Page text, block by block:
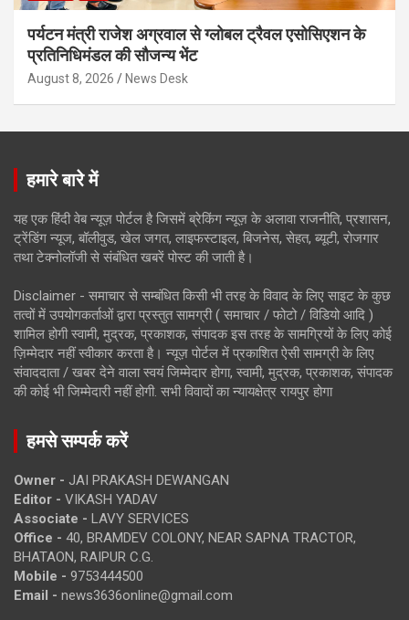
पर्यटन मंत्री राजेश अग्रवाल से ग्लोबल ट्रैवल एसोसिएशन के
प्रतिनिधिमंडल की सौजन्य भेंट
August 8, 2026 News Desk
हमारे बारे में
यह एक हिंदी वेब न्यूज़ पोर्टल है जिसमें ब्रेकिंग न्यूज़ के अलावा राजनीति, प्रशासन,
ट्रेंडिंग न्यूज, बॉलीवुड, खेल जगत, लाइफस्टाइल, बिजनेस, सेहत, ब्यूटी, रोजगार
तथा टेक्नोलॉजी से संबंधित खबरें पोस्ट की जाती है।
Disclaimer - समाचार से सम्बंधित किसी भी तरह के विवाद के लिए साइट के कुछ
तत्वों में उपयोगकर्ताओं द्वारा प्रस्तुत सामग्री ( समाचार / फोटो / विडियो आदि )
शामिल होगी स्वामी, मुद्रक, प्रकाशक, संपादक इस तरह के सामग्रियों के लिए कोई
ज़िम्मेदार नहीं स्वीकार करता है। न्यूज़ पोर्टल में प्रकाशित ऐसी सामग्री के लिए
संवाददाता / खबर देने वाला स्वयं जिम्मेदार होगा, स्वामी, मुद्रक, प्रकाशक, संपादक
की कोई भी जिम्मेदारी नहीं होगी. सभी विवादों का न्यायक्षेत्र रायपुर होगा
हमसे सम्पर्क करें
Owner - JAI PRAKASH DEWANGAN
Editor - VIKASH YADAV
Associate - LAVY SERVICES
Office - 40, BRAMDEV COLONY, NEAR SAPNA TRACTOR,
BHATAON, RAIPUR C.G.
Mobile - 9753444500
Email - news3636online@gmail.com